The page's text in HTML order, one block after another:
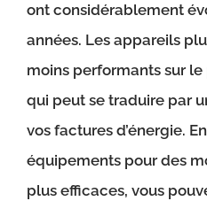
ont considérablement
années. Les appareils
moins performants sur
qui peut se traduire par
vos factures d’énergie.
équipements pour des
plus efficaces, vous